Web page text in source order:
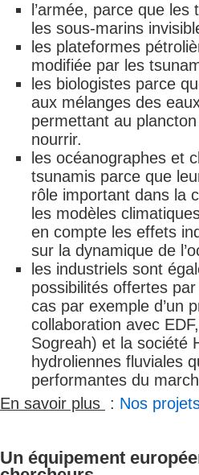
l’armée, parce que
les sous-marins
les plateformes
modifiée par les
les biologistes parce
aux mélanges des
permettant au
nourrir.
les océanographes et
tsunamis parce que
rôle important dans la
les modèles
en compte les effets
sur la dynamique de
les industriels sont
possibilités offertes
cas par exemple d’un
collaboration avec
Sogreah) et la société
hydroliennes fluviales
performantes du
En savoir plus : Nos
Un équipement